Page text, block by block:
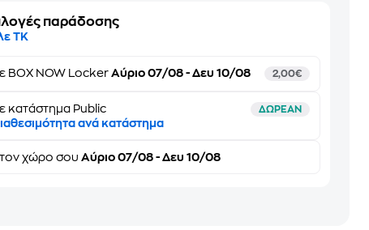
παράδοσης
ΤΚ
BOX NOW Locker Αύριο 07/08 - Δευ 10/08 2,00€
κατάστημα Public ΔΩΡΕΑΝ
ανά κατάστημα
χώρο σου Αύριο 07/08 - Δευ 10/08